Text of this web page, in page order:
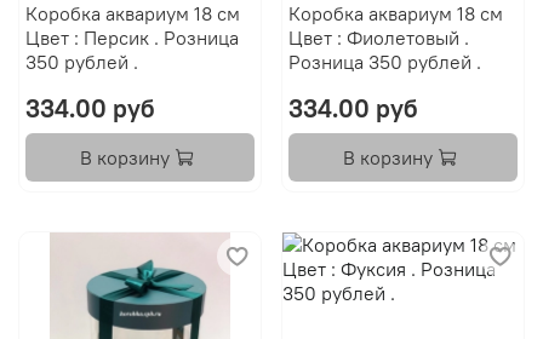
Коробка аквариум 18 см
Цвет : Персик . Розница
350 рублей .
334.00 руб
В корзину
Коробка аквариум 18 см
Цвет : Фиолетовый .
Розница 350 рублей .
334.00 руб
В корзину